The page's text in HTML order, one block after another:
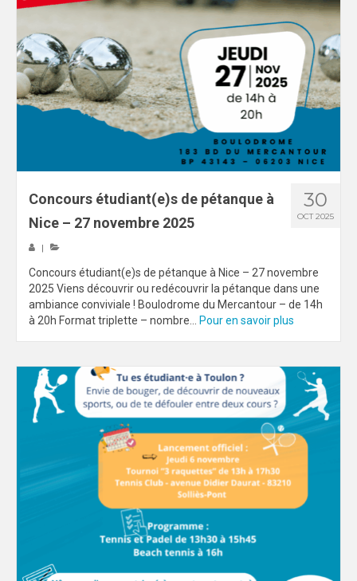
30
OCT 2025
Concours étudiant(e)s de pétanque à
Nice – 27 novembre 2025
|
Concours étudiant(e)s de pétanque à Nice – 27 novembre
2025 Viens découvrir ou redécouvrir la pétanque dans une
ambiance conviviale ! Boulodrome du Mercantour – de 14h
à 20h Format triplette – nombre...
Pour en savoir plus